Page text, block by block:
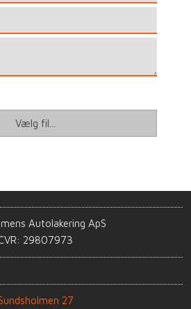
Autolakering ApS
29807973
27